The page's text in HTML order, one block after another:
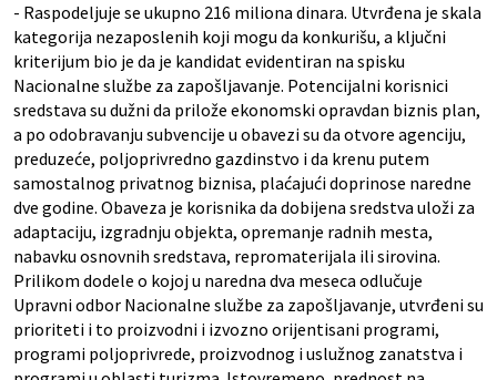
- Raspodeljuje se ukupno 216 miliona dinara. Utvrđena je skala
kategorija nezaposlenih koji mogu da konkurišu, a ključni
kriterijum bio je da je kandidat evidentiran na spisku
Nacionalne službe za zapošljavanje. Potencijalni korisnici
sredstava su dužni da prilože ekonomski opravdan biznis plan,
a po odobravanju subvencije u obavezi su da otvore agenciju,
preduzeće, poljoprivredno gazdinstvo i da krenu putem
samostalnog privatnog biznisa, plaćajući doprinose naredne
dve godine. Obaveza je korisnika da dobijena sredstva uloži za
adaptaciju, izgradnju objekta, opremanje radnih mesta,
nabavku osnovnih sredstava, repromaterijala ili sirovina.
Prilikom dodele o kojoj u naredna dva meseca odlučuje
Upravni odbor Nacionalne službe za zapošljavanje, utvrđeni su
prioriteti i to proizvodni i izvozno orijentisani programi,
programi poljoprivrede, proizvodnog i uslužnog zanatstva i